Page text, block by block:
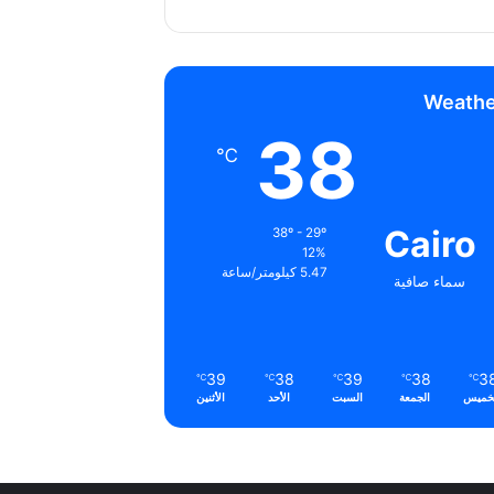
Cairo
سماء صافية
38
℃
38º - 29º
12%
5.47 كيلومتر/ساعة
℃
38
℃
الجمعة
39
℃
السبت
38
℃
الأحد
39
℃
الأثنين